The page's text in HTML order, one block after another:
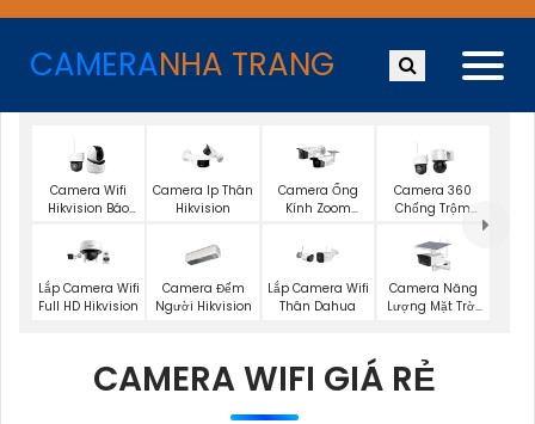
CAMERANHA TRANG
Camera Wifi
Hikvision Báo
Camera Ip Thân
Hikvision
Camera Ống
Kính Zoom
Camera 360
Chống Trộm
Lắp Camera Wifi
Full HD Hikvision
Camera Đếm
Người Hikvision
Lắp Camera Wifi
Thân Dahua
Camera Năng
Lượng Mặt Trời
CAMERA WIFI GIÁ RẺ